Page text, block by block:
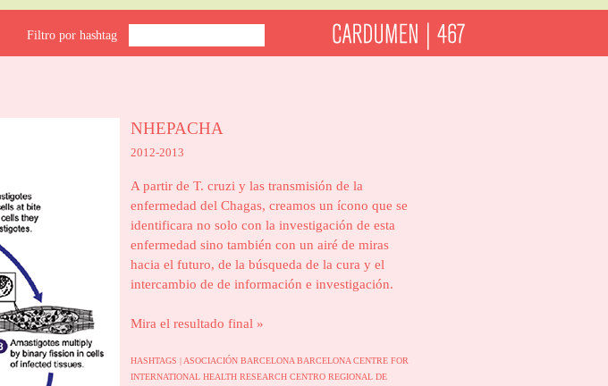
Filtro por hashtag
NHEPACHA
2012-2013
A partir de T. cruzi y las transmisión de la
enfermedad del Chagas, creamos un ícono que se
identificara no solo con la investigación de esta
enfermedad sino también con un airé de miras
hacia el futuro, de la búsqueda de la cura y el
intercambio de de información e investigación.
Mira el resultado final »
HASHTAGS | ASOCIACIÓN BARCELONA BARCELONA CENTRE FOR
INTERNATIONAL HEALTH RESEARCH CENTRO REGIONAL DE